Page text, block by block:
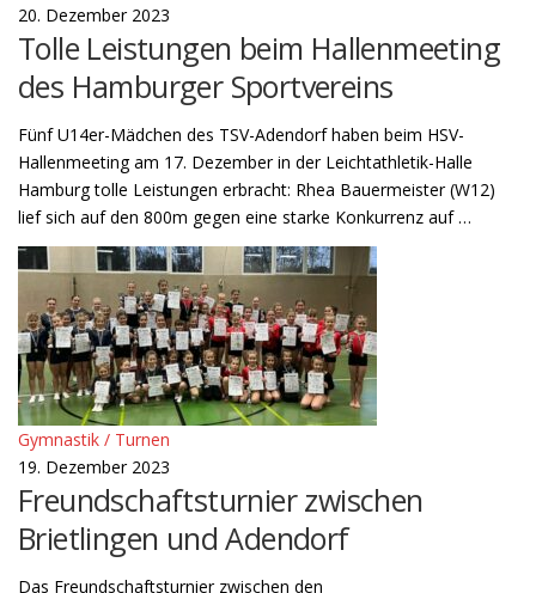
20. Dezember 2023
Tolle Leistungen beim Hallenmeeting
des Hamburger Sportvereins
Fünf U14er-Mädchen des TSV-Adendorf haben beim HSV-
Hallenmeeting am 17. Dezember in der Leichtathletik-Halle
Hamburg tolle Leistungen erbracht: Rhea Bauermeister (W12)
lief sich auf den 800m gegen eine starke Konkurrenz auf …
Gymnastik / Turnen
19. Dezember 2023
Freundschaftsturnier zwischen
Brietlingen und Adendorf
Das Freundschaftsturnier zwischen den